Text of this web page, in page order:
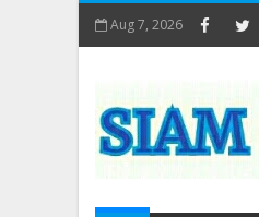
Aug 7, 2026